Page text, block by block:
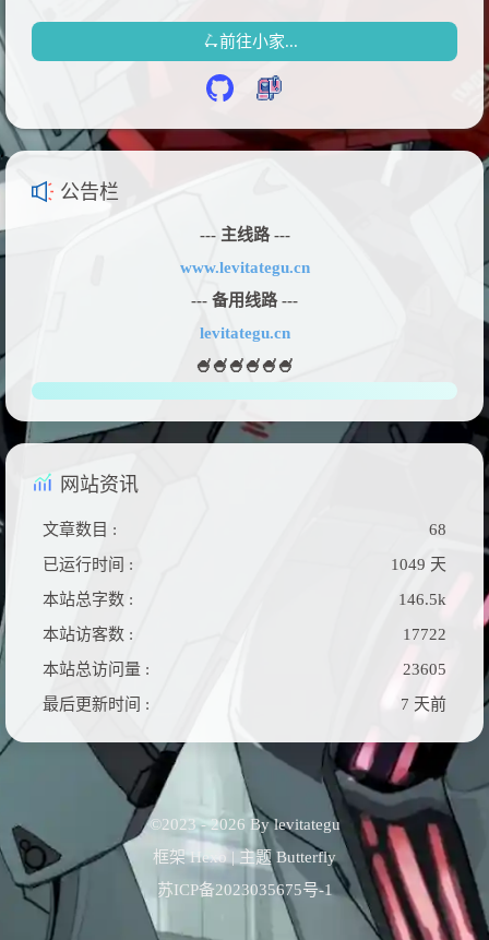
🛴前往小家...
公告栏
--- 主线路 ---
www.levitategu.cn
--- 备用线路 ---
levitategu.cn
🍧🍧🍧🍧🍧🍧
网站资讯
文章数目 :
68
已运行时间 :
1049 天
本站总字数 :
146.5k
本站访客数 :
17722
本站总访问量 :
23605
最后更新时间 :
7 天前
©2023 - 2026 By levitategu
框架Hexo | 主题 Butterfly
苏ICP备2023035675号-1